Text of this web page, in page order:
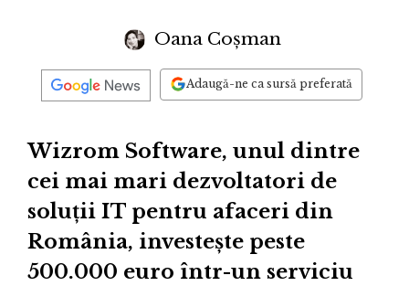
Oana Coșman
Adaugă-ne ca sursă preferată
Wizrom Software, unul dintre
cei mai mari dezvoltatori de
soluții IT pentru afaceri din
România, investește peste
500.000 euro într-un serviciu